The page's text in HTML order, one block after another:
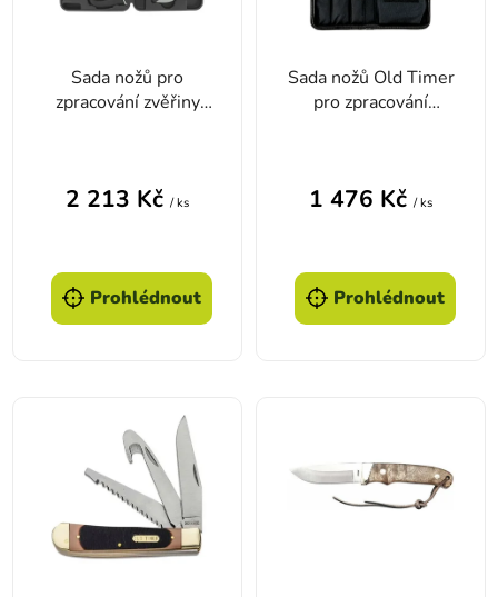
Sada nožů pro
zpracování zvěřiny
2 213 Kč / ks
Prohlédnout
Sada nožů Old Timer
pro zpracování
1 476 Kč / ks
Prohlédnout